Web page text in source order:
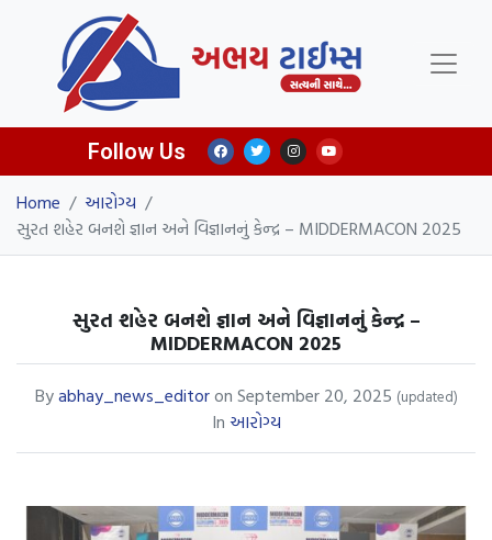
Follow Us
Home / આરોગ્ય /
સુરત શહેર બનશે જ્ઞાન અને વિજ્ઞાનનું કેન્દ્ર – MIDDERMACON 2025
સુરત શહેર બનશે જ્ઞાન અને વિજ્ઞાનનું કેન્દ્ર –
MIDDERMACON 2025
Byabhay_news_editoron September 20, 2025 (updated)
In આરોગ્ય